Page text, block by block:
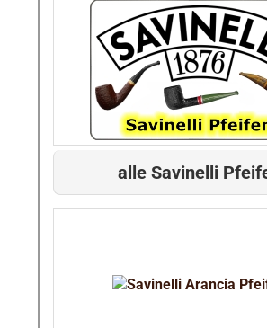
alle Savinelli